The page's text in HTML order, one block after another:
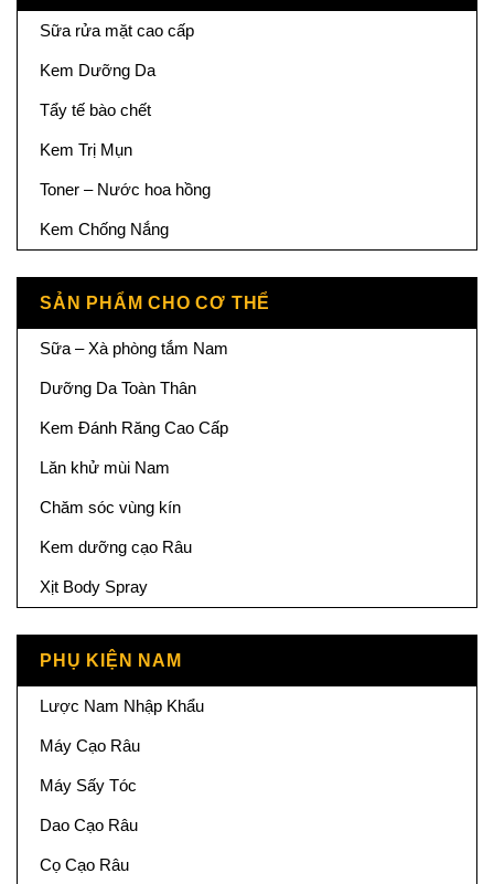
Sữa rửa mặt cao cấp
Kem Dưỡng Da
Tẩy tế bào chết
Kem Trị Mụn
Toner – Nước hoa hồng
Kem Chống Nắng
SẢN PHẨM CHO CƠ THỂ
Sữa – Xà phòng tắm Nam
Dưỡng Da Toàn Thân
Kem Đánh Răng Cao Cấp
Lăn khử mùi Nam
Chăm sóc vùng kín
Kem dưỡng cạo Râu
Xịt Body Spray
PHỤ KIỆN NAM
Lược Nam Nhập Khẩu
Máy Cạo Râu
Máy Sấy Tóc
Dao Cạo Râu
Cọ Cạo Râu